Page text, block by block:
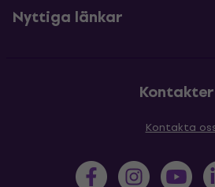
Nyttiga länkar
Kontakter
Kontakta